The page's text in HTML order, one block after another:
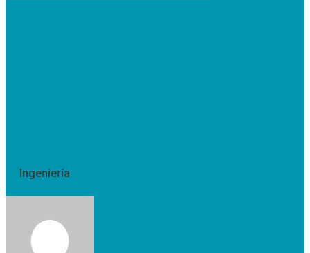
Ingeniería